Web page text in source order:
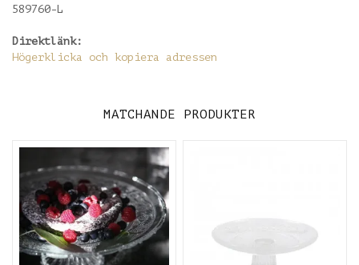
589760-L
Direktlänk:
Högerklicka och kopiera adressen
MATCHANDE PRODUKTER